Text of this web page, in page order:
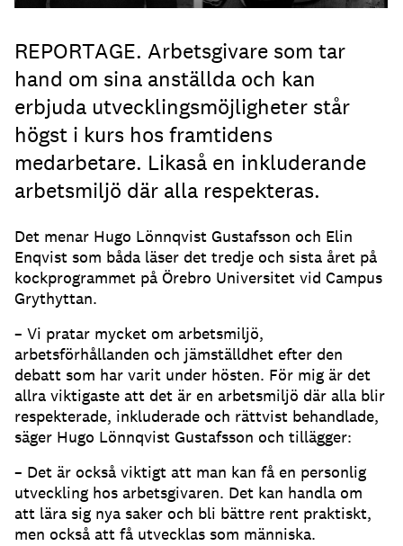
REPORTAGE. Arbetsgivare som tar
hand om sina anställda och kan
erbjuda utvecklingsmöjligheter står
högst i kurs hos framtidens
medarbetare. Likaså en inkluderande
arbetsmiljö där alla respekteras.
Det menar Hugo Lönnqvist Gustafsson och Elin
Enqvist som båda läser det tredje och sista året på
kockprogrammet på Örebro Universitet vid Campus
Grythyttan.
– Vi pratar mycket om arbetsmiljö,
arbetsförhållanden och jämställdhet efter den
debatt som har varit under hösten. För mig är det
allra viktigaste att det är en arbetsmiljö där alla blir
respekterade, inkluderade och rättvist behandlade,
säger Hugo Lönnqvist Gustafsson och tillägger:
– Det är också viktigt att man kan få en personlig
utveckling hos arbetsgivaren. Det kan handla om
att lära sig nya saker och bli bättre rent praktiskt,
men också att få utvecklas som människa.